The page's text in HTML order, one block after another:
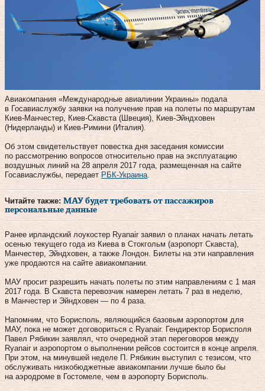
Авиакомпания «Международные авиалинии Украины» подала
в Госавиаслужбу заявки на получение прав на полеты по маршрутам
Киев-Манчестер, Киев-Скавста (Швеция), Киев-Эйндховен
(Нидерланды) и Киев-Римини (Италия).
Об этом свидетельствует повестка дня заседания комиссии
по рассмотрению вопросов относительно прав на эксплуатацию
воздушных линий на 28 апреля 2017 года, размещенная на сайте
Госавиаслужбы, передает РБК-Украина
Читайте также: МАУ будет требовать от пассажиров
персональные данные
Ранее ирландский лоукостер Ryanair заявил о планах начать летать
осенью текущего года из Киева в Стокгольм (аэропорт Скавста),
Манчестер, Эйндховен, а также Лондон. Билеты на эти направления
уже продаются на сайте авиакомпании.
МАУ просит разрешить начать полеты по этим направлениям с 1 мая
2017 года. В Скавста перевозчик намерен летать 7 раз в неделю,
в Манчестер и Эйндховен — по 4 раза.
Напомним, что Борисполь, являющийся базовым аэропортом для
МАУ, пока не может договориться с Ryanair. Гендиректор Борисполя
Павел Рябикин заявлял, что очередной этап переговоров между
Ryanair и аэропортом о выполнении рейсов состоится в конце апреля.
При этом, на минувшей неделе П. Рябикин выступил с тезисом, что
обслуживать низкобюджетные авиакомпании лучше было бы
на аэродроме в Гостомеле, чем в аэропорту Борисполь.